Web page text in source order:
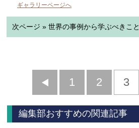
ギャラリーページへ
次ページ » 世界の事例から学ぶべきこと
前
へ
1 2 3
編集部おすすめの関連記事